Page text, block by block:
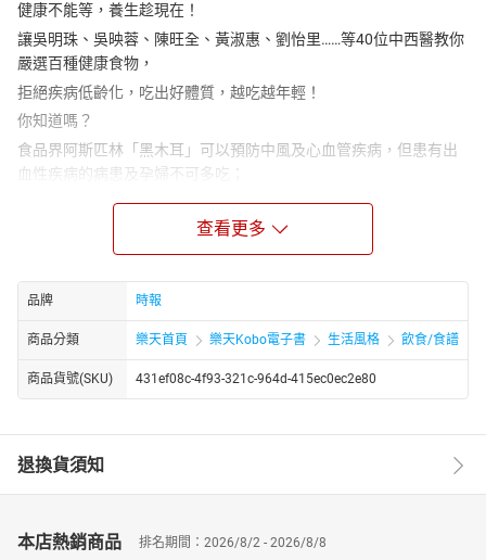
健康不能等，養生趁現在！
讓吳明珠、吳映蓉、陳旺全、黃淑惠、劉怡里……等40位中西醫教你
嚴選百種健康食物，
拒絕疾病低齡化，吃出好體質，越吃越年輕！
你知道嗎？
食品界阿斯匹林「黑木耳」可以預防中風及心血管疾病，但患有出
血性疾病的病患及孕婦不可多吃；
腸胃的清道夫「地瓜」幫助排毒，女性食用還可改善經血不順，但
糖尿病與腎臟病患者都須節制；
超級蔬菜「洋蔥」可以保護心臟、穩定血糖，但烹煮時間若超過15
分鐘則效果大打折扣；
甜椒的維生素C含量高過奇異果，除了抗氧化、抗癌症，還能養顏美
容，但生食與煮熟效果大不相同；
蔬菜之王「蘆筍」含豐富葉酸，可保護心血管、提升免疫力，但在
高溫料理食營養素容易流失；
的人要少吃……
40位專業中西醫 X 105種常見健康食物 X 12項重要健康主題
讓專家教你生活即養生，日常輕鬆吃，體力快速回春！
視享受，能吃好最重要；其實，我們都應該學會聰明挑食、精選良
查看更多
品牌 時報
商品分類 樂天首頁 樂天Kobo電子書 生活風格 飲食/食譜
商品貨號(SKU) 431ef08c-4f93-321c-964d-415ec0ec2e80
退換貨須知
本店熱銷商品 排名期間：2026/8/2 - 2026/8/8